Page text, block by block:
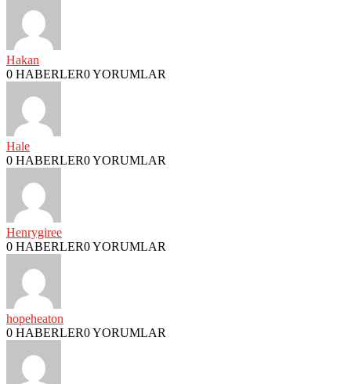
Hakan
0 HABERLER0 YORUMLAR
Hale
0 HABERLER0 YORUMLAR
Henrygiree
0 HABERLER0 YORUMLAR
hopeheaton
0 HABERLER0 YORUMLAR